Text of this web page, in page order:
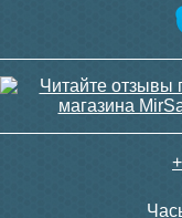
микролифтом белая
Подробнее